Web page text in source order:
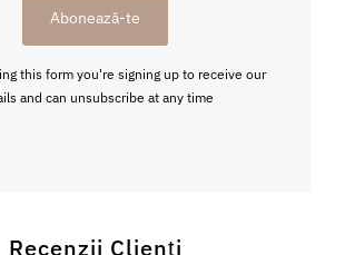
Abonează-te
this form you're signing up to receive our
and can unsubscribe at any time
Recenzii Clienți